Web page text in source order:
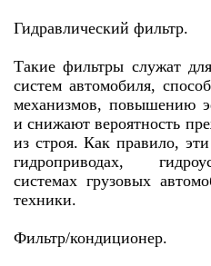
Гидравлический фильтр.
Такие фильтры служат
систем автомобиля,
механизмов, повышению
и снижают вероятность
из строя. Как правило,
гидроприводах,
системах грузовых
техники.
Фильтр/кондиционер.